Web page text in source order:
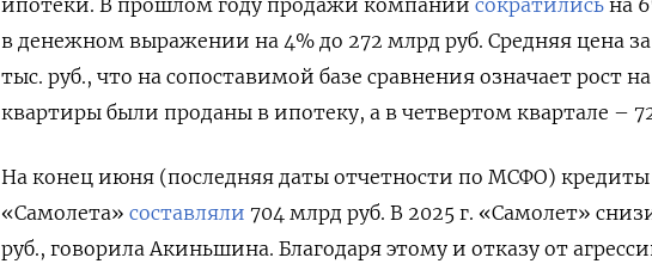
в денежном выражении на 4% до 272 млрд руб. Средняя цена за
тыс. руб., что на сопоставимой базе сравнения означает рост
квартиры были проданы в ипотеку, а в четвертом квартале –
На конец июня (последняя даты отчетности по МСФО)
«Самолета» составляли 704 млрд руб. В 2025 г. «Самолет»
руб., говорила Акиньшина. Благодаря этому и отказу от